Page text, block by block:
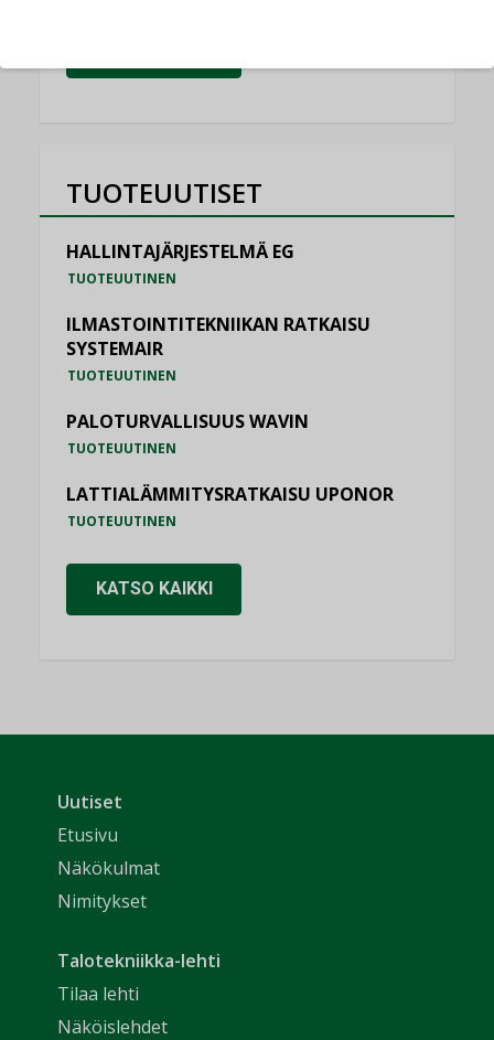
TUOTEUUTISET
HALLINTAJÄRJESTELMÄ EG
TUOTEUUTINEN
ILMASTOINTITEKNIIKAN RATKAISU
SYSTEMAIR
TUOTEUUTINEN
PALOTURVALLISUUS WAVIN
TUOTEUUTINEN
LATTIALÄMMITYSRATKAISU UPONOR
TUOTEUUTINEN
KATSO KAIKKI
Uutiset
Etusivu
Näkökulmat
Nimitykset
Talotekniikka-lehti
Tilaa lehti
Näköislehdet